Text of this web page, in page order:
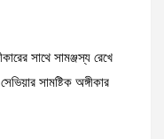
সাথে সামঞ্জস্য রেখে
সামষ্টিক অঙ্গীকার